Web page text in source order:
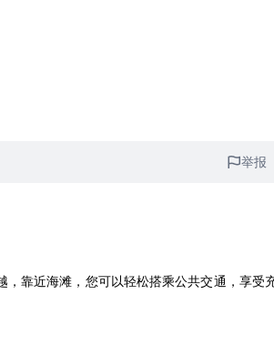
举报
靠近海滩，您可以轻松搭乘公共交通，享受